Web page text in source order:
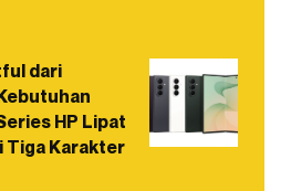
dari
HP Lipat
Tiga Karakter